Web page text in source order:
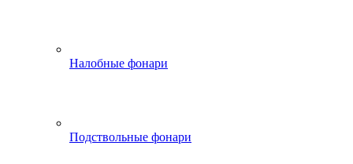
Налобные фонари
Подствольные фонари